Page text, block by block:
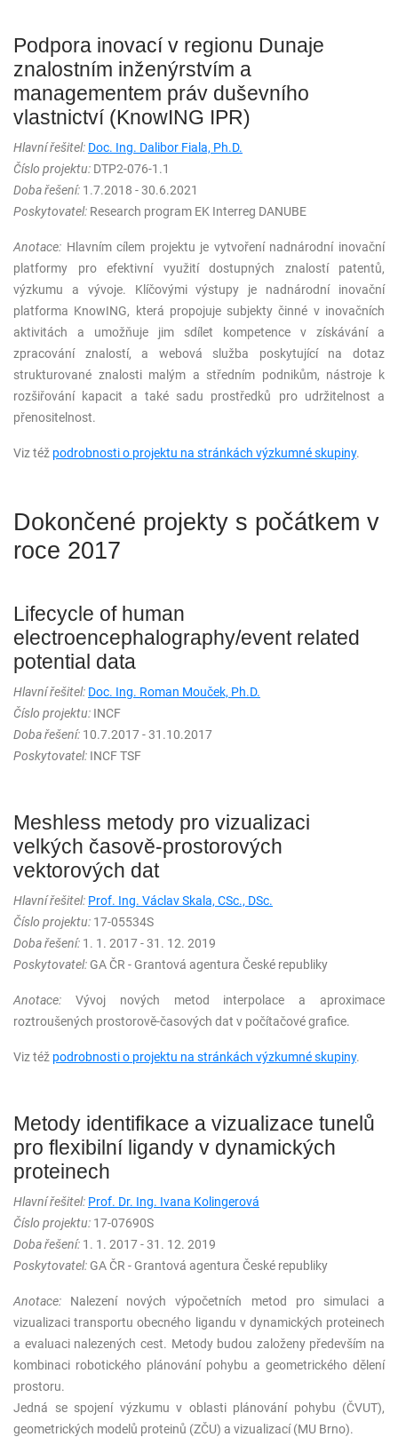
Podpora inovací v regionu Dunaje
znalostním inženýrstvím a
managementem práv duševního
vlastnictví (KnowING IPR)
Hlavní řešitel: Doc. Ing. Dalibor Fiala, Ph.D.
Číslo projektu: DTP2-076-1.1
Doba řešení: 1.7.2018 - 30.6.2021
Poskytovatel: Research program EK Interreg DANUBE
Anotace: Hlavním cílem projektu je vytvoření nadnárodní inovační
platformy pro efektivní využití dostupných znalostí patentů,
výzkumu a vývoje. Klíčovými výstupy je nadnárodní inovační
platforma KnowING, která propojuje subjekty činné v inovačních
aktivitách a umožňuje jim sdílet kompetence v získávání a
zpracování znalostí, a webová služba poskytující na dotaz
strukturované znalosti malým a středním podnikům, nástroje k
rozšiřování kapacit a také sadu prostředků pro udržitelnost a
přenositelnost.
Viz též podrobnosti o projektu na stránkách výzkumné skupiny.
Dokončené projekty s počátkem v
roce 2017
Lifecycle of human
electroencephalography/event related
potential data
Hlavní řešitel: Doc. Ing. Roman Mouček, Ph.D.
Číslo projektu: INCF
Doba řešení: 10.7.2017 - 31.10.2017
Poskytovatel: INCF TSF
Meshless metody pro vizualizaci
velkých časově-prostorových
vektorových dat
Hlavní řešitel: Prof. Ing. Václav Skala, CSc., DSc.
Číslo projektu: 17-05534S
Doba řešení: 1. 1. 2017 - 31. 12. 2019
Poskytovatel: GA ČR - Grantová agentura České republiky
Anotace: Vývoj nových metod interpolace a aproximace
roztroušených prostorově-časových dat v počítačové grafice.
Viz též podrobnosti o projektu na stránkách výzkumné skupiny.
Metody identifikace a vizualizace tunelů
pro flexibilní ligandy v dynamických
proteinech
Hlavní řešitel: Prof. Dr. Ing. Ivana Kolingerová
Číslo projektu: 17-07690S
Doba řešení: 1. 1. 2017 - 31. 12. 2019
Poskytovatel: GA ČR - Grantová agentura České republiky
Anotace: Nalezení nových výpočetních metod pro simulaci a
vizualizaci transportu obecného ligandu v dynamických proteinech
a evaluaci nalezených cest. Metody budou založeny především na
kombinaci robotického plánování pohybu a geometrického dělení
prostoru.
Jedná se spojení výzkumu v oblasti plánování pohybu (ČVUT),
geometrických modelů proteinů (ZČU) a vizualizací (MU Brno).